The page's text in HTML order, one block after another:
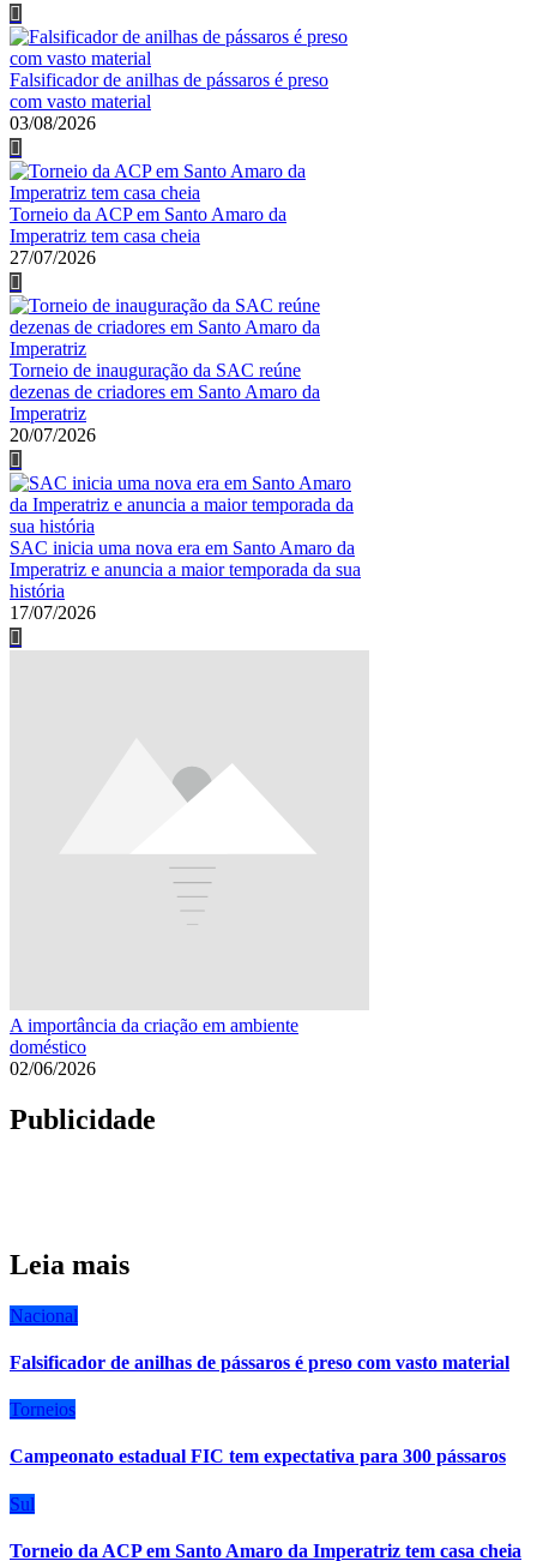
Falsificador de anilhas de pássaros é preso
com vasto material
03/08/2026
Torneio da ACP em Santo Amaro da
Imperatriz tem casa cheia
27/07/2026
Torneio de inauguração da SAC reúne
dezenas de criadores em Santo Amaro da
Imperatriz
20/07/2026
SAC inicia uma nova era em Santo Amaro da
Imperatriz e anuncia a maior temporada da sua
história
17/07/2026
A importância da criação em ambiente
doméstico
02/06/2026
Publicidade
Leia mais
Nacional
Falsificador de anilhas de pássaros é preso com vasto material
Torneios
Campeonato estadual FIC tem expectativa para 300 pássaros
Sul
Torneio da ACP em Santo Amaro da Imperatriz tem casa cheia